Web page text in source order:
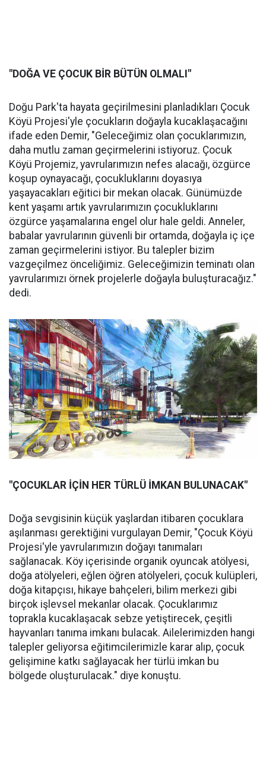
"DOĞA VE ÇOCUK BİR BÜTÜN OLMALI"
Doğu Park'ta hayata geçirilmesini planladıkları Çocuk
Köyü Projesi'yle çocukların doğayla kucaklaşacağını
ifade eden Demir, "Geleceğimiz olan çocuklarımızın,
daha mutlu zaman geçirmelerini istiyoruz. Çocuk
Köyü Projemiz, yavrularımızın nefes alacağı, özgürce
koşup oynayacağı, çocukluklarını doyasıya
yaşayacakları eğitici bir mekan olacak. Günümüzde
kent yaşamı artık yavrularımızın çocukluklarını
özgürce yaşamalarına engel olur hale geldi. Anneler,
babalar yavrularının güvenli bir ortamda, doğayla iç içe
zaman geçirmelerini istiyor. Bu talepler bizim
vazgeçilmez önceliğimiz. Geleceğimizin teminatı olan
yavrularımızı örnek projelerle doğayla buluşturacağız."
dedi.
"ÇOCUKLAR İÇİN HER TÜRLÜ İMKAN BULUNACAK"
Doğa sevgisinin küçük yaşlardan itibaren çocuklara
aşılanması gerektiğini vurgulayan Demir, "Çocuk Köyü
Projesi'yle yavrularımızın doğayı tanımaları
sağlanacak. Köy içerisinde organik oyuncak atölyesi,
doğa atölyeleri, eğlen öğren atölyeleri, çocuk kulüpleri,
doğa kitapçısı, hikaye bahçeleri, bilim merkezi gibi
birçok işlevsel mekanlar olacak. Çocuklarımız
toprakla kucaklaşacak sebze yetiştirecek, çeşitli
hayvanları tanıma imkanı bulacak. Ailelerimizden hangi
talepler geliyorsa eğitimcilerimizle karar alıp, çocuk
gelişimine katkı sağlayacak her türlü imkan bu
bölgede oluşturulacak." diye konuştu.